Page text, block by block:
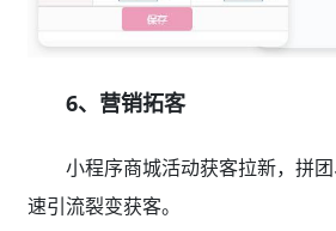
6、营销拓客
小程序商城活动获客拉新，拼
速引流裂变获客。